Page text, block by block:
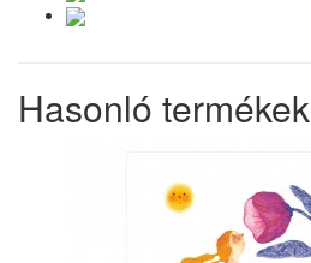
Hasonló termékek